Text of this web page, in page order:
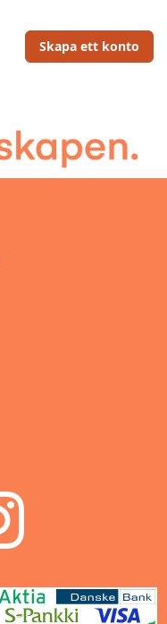
Skapa ett konto